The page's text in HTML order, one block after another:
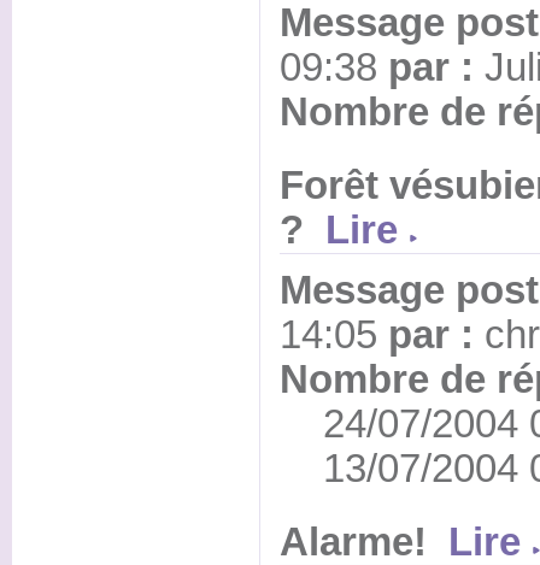
Message
09:38 par :
Nombre de
Forêt
? Lire
Message
14:05 par :
Nombre de
24/07/2004
13/07/2004
Alarme! Lire